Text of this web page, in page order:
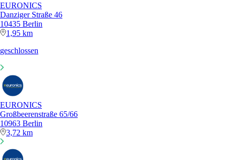
EURONICS
Danziger Straße 46
10435 Berlin
1,95 km
geschlossen
EURONICS
Großbeerenstraße 65/66
10963 Berlin
3,72 km